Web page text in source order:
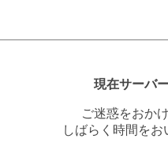
現在サーバ
ご迷惑をおか
しばらく時間を